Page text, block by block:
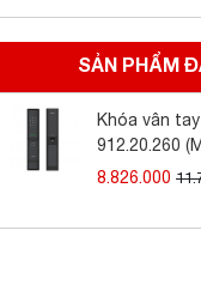
SẢN PHẨM
Khóa vân
912.20.260
8.826.000